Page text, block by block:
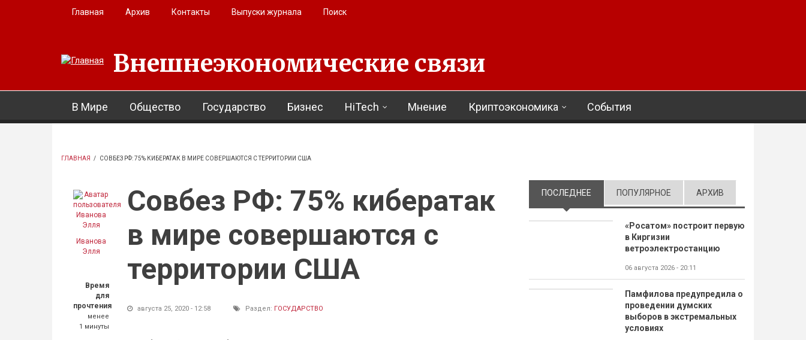
Перейти к основному содержанию
Главная Архив Контакты Выпуски журнала Поиск
Внешнеэкономические связи
В Мире Общество Государство Бизнес HiTech Мнение Криптоэкономика События
ГЛАВНАЯ / СОВБЕЗ РФ: 75% КИБЕРАТАК В МИРЕ СОВЕРШАЮТСЯ С ТЕРРИТОРИИ США
Иванова
Элля
Время
для
прочтения
менее
1 минуты
Совбез РФ: 75% кибератак
в мире совершаются с
территории США
августа 25, 2020 - 12:58 Раздел: ГОСУДАРСТВО
ПОСЛЕДНЕЕ (АКТИВНАЯ ВКЛАДКА)
ПОПУЛЯРНОЕ АРХИВ
«Росатом» построит первую
в Киргизии
ветроэлектростанцию
06 августа 2026 - 20:11
Памфилова предупредила о
проведении думских
выборов в экстремальных
условиях